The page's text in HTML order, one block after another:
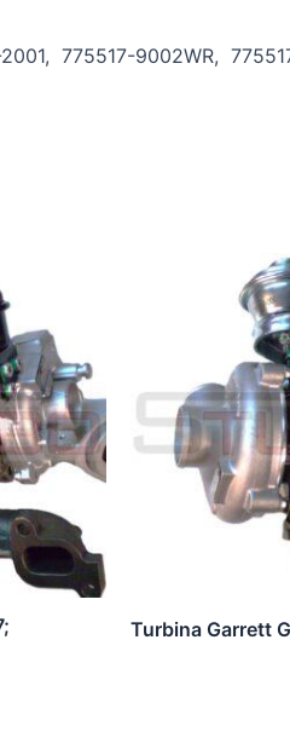
775517-9002WR,
Turbina Garrett